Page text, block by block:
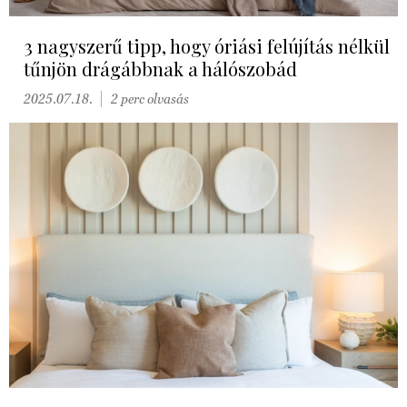
3 nagyszerű tipp, hogy óriási felújítás nélkül
tűnjön drágábbnak a hálószobád
2025.07.18. 2 perc olvasás